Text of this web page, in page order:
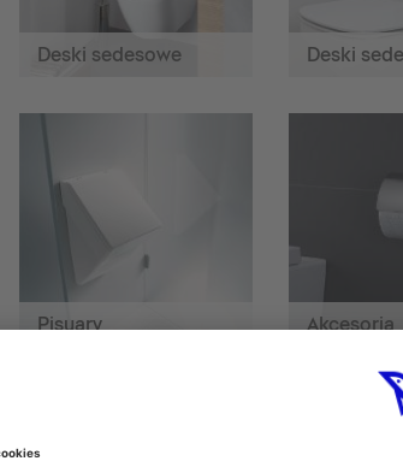
Deski sedesowe
Pisuary Akcesoria